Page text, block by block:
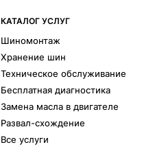
КАТАЛОГ УСЛУГ
Шиномонтаж
Хранение шин
Техническое обслуживание
Бесплатная диагностика
Замена масла в двигателе
Развал-схождение
Все услуги